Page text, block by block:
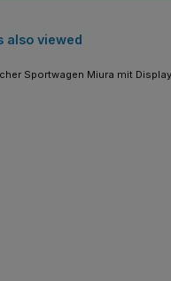
also viewed